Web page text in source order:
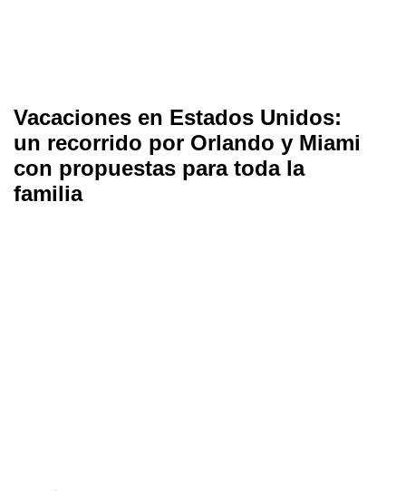
Vacaciones en Estados Unidos:
un recorrido por Orlando y Miami
con propuestas para toda la
familia